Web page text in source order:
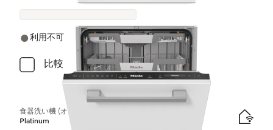
利用不可
比較
食器洗い機 (オールドア材取付専用タイプ) XXL
Platinum